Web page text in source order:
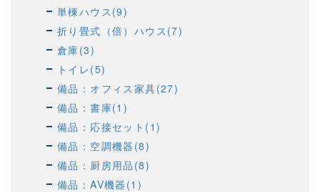
単棟ハウス(9)
折り畳式（倍）ハウス(7)
倉庫(3)
トイレ(5)
備品：オフィス家具(27)
備品：書庫(1)
備品：応接セット(1)
備品：空調機器(8)
備品：厨房用品(8)
備品：AV機器(1)